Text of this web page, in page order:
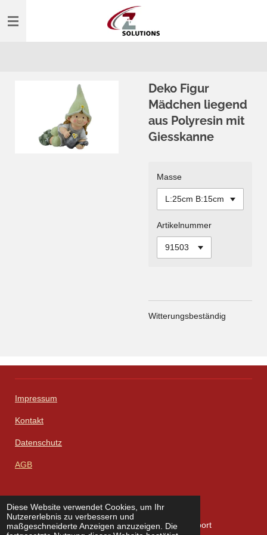
Diese Website verwendet Cookies, um Ihr
Nutzererlebnis zu verbessern und
maßgeschneiderte Anzeigen anzuzeigen. Die
Hauptinhalt
Deko Figur
Mädchen liegend
aus Polyresin mit
Giesskanne
Masse
Artikelnummer
Witterungsbeständig
Impressum
Kontakt
Datenschutz
AGB
W
h
a
F
a
c
I
n
s
L
i
n
X
© 2023 - 2026 Zenner Solutions - Import und Export